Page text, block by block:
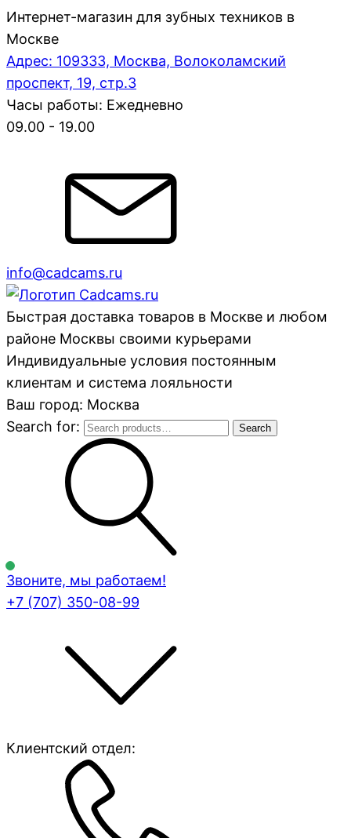
Интернет-магазин для зубных техников в
Москве
Адрес: 109333, Москва, Волоколамский
проспект, 19, стр.3
Часы работы: Ежедневно
09.00 - 19.00
info@cadcams.ru
Быстрая доставка товаров в Москве и любом
районе Москвы своими курьерами
Индивидуальные условия постоянным
клиентам и система лояльности
Ваш город: Москва
Search for:
Search
Звоните, мы работаем!
+7 (707) 350-08-99
Клиентский отдел: